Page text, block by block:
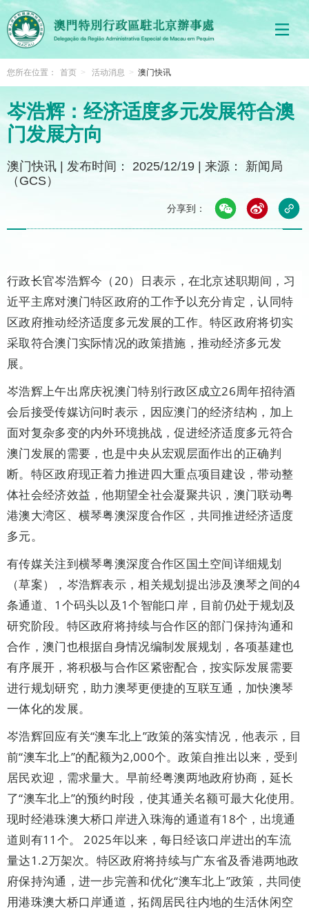
您所在位置： 首页 > 活动消息 > 澳门快讯
岑浩辉：经济适度多元发展符合澳
门发展方向
澳门快讯 | 发布时间： 2025/12/19 | 来源： 新闻局
（GCS）
分享到：
行政长官岑浩辉今（20）日表示，在北京述职期间，习
近平主席对澳门特区政府的工作予以充分肯定，认同特
区政府推动经济适度多元发展的工作。特区政府将切实
采取符合澳门实际情况的政策措施，推动经济多元发
展。
岑浩辉上午出席庆祝澳门特别行政区成立26周年招待酒
会后接受传媒访问时表示，因应澳门的经济结构，加上
面对复杂多变的内外环境挑战，促进经济适度多元符合
澳门发展的需要，也是中央从宏观层面作出的正确判
断。特区政府现正着力推进四大重点项目建设，带动整
体社会经济效益，他期望全社会凝聚共识，澳门联动粤
港澳大湾区、横琴粤澳深度合作区，共同推进经济适度
多元。
有传媒关注到横琴粤澳深度合作区国土空间详细规划
（草案），岑浩辉表示，相关规划提出涉及澳琴之间的4
条通道、1个码头以及1个智能口岸，目前仍处于规划及
研究阶段。特区政府将持续与合作区的部门保持沟通和
合作，澳门也根据自身情况编制发展规划，各项基建也
有序展开，将积极与合作区紧密配合，按实际发展需要
进行规划研究，助力澳琴更便捷的互联互通，加快澳琴
一体化的发展。
岑浩辉回应有关“澳车北上”政策的落实情况，他表示，目
前“澳车北上”的配额为2,000个。政策自推出以来，受到
居民欢迎，需求量大。早前经粤澳两地政府协商，延长
了“澳车北上”的预约时段，使其通关名额可最大化使用。
现时经港珠澳大桥口岸进入珠海的通道有18个，出境通
道则有11个。 2025年以来，每日经该口岸进出的车流
量达1.2万架次。特区政府将持续与广东省及香港两地政
府保持沟通，进一步完善和优化“澳车北上”政策，共同使
用港珠澳大桥口岸通道，拓阔居民往内地的生活休闲空